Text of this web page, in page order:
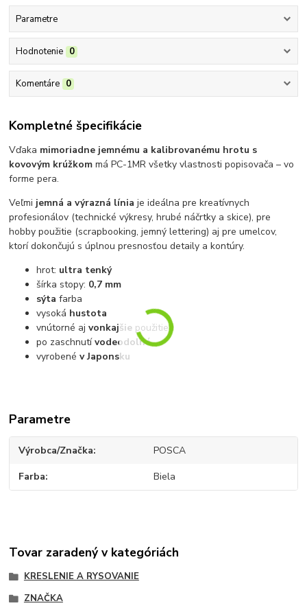
Parametre
Hodnotenie 0
Komentáre 0
Kompletné špecifikácie
Vďaka mimoriadne jemnému a kalibrovanému hrotu s
kovovým krúžkom má PC-1MR všetky vlastnosti popisovača – vo
forme pera.
Veľmi jemná a výrazná línia je ideálna pre kreatívnych
profesionálov (technické výkresy, hrubé náčrtky a skice), pre
hobby použitie (scrapbooking, jemný lettering) aj pre umelcov,
ktorí dokončujú s úplnou presnosťou detaily a kontúry.
hrot: ultra tenký
šírka stopy: 0,7 mm
sýtafarba
vysoká hustota
vnútorné ajvonkajšie použitie
po zaschnutívodeodolná
vyrobenév Japonsku
Parametre
Výrobca/Značka POSCA
Farba Biela
Tovar zaradený v kategóriách
KRESLENIE A RYSOVANIE
ZNAČKA